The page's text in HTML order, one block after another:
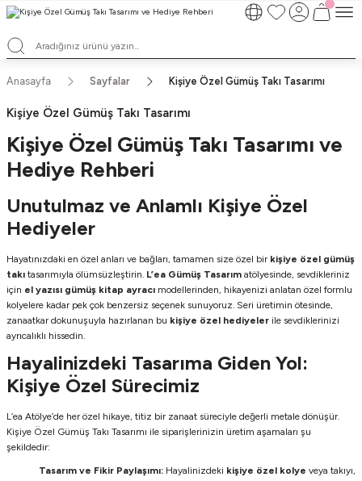
TÜM ALIŞVERİŞLERDE ÜCRETSİZ KARGO ve TAKSİT İMKANLARI
L'EA'NIN BÜYÜLÜ DÜNYASINA HOŞ GELDİNİZ
HER BİR L'EA ÖMÜR BOYU SAKLAYACAĞINIZ ANLAMLI BİR PARÇA
TEK ÜRETİM EL YAPIMI TASARIMLAR
Anasayfa Sayfalar Kişiye Özel Gümüş Takı Tasarımı
Kişiye Özel Gümüş Takı Tasarımı
Kişiye Özel Gümüş Takı Tasarımı ve
Hediye Rehberi
Unutulmaz ve Anlamlı Kişiye Özel
Hediyeler
Hayatınızdaki en özel anları ve bağları, tamamen size özel bir kişiye özel gümüş
takı tasarımıyla ölümsüzleştirin. L’ea Gümüş Tasarım atölyesinde, sevdikleriniz
için el yazısı gümüş kitap ayracı modellerinden, hikayenizi anlatan özel formlu
kolyelere kadar pek çok benzersiz seçenek sunuyoruz. Seri üretimin ötesinde,
zanaatkar dokunuşuyla hazırlanan bu kişiye özel hediyeler ile sevdiklerinizi
ayrıcalıklı hissedin.
Hayalinizdeki Tasarıma Giden Yol:
Kişiye Özel Sürecimiz
L’ea Atölye’de her özel hikaye, titiz bir zanaat süreciyle değerli metale dönüşür.
Kişiye Özel Gümüş Takı Tasarımı ile siparişlerinizin üretim aşamaları şu
şekildedir:
Tasarım ve Fikir Paylaşımı: Hayalinizdeki kişiye özel kolye veya takıyı,